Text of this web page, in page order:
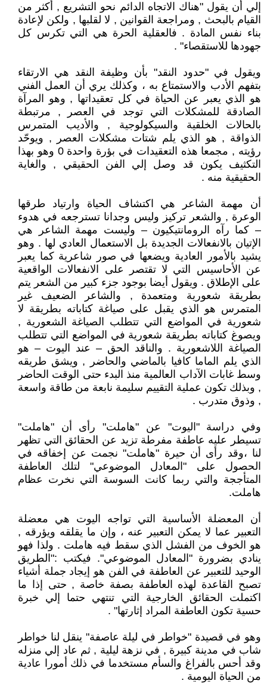
إلي أن يقول "هناك الاتجاه الدائم نحو التشريع , أكثر من
القيام بالبحث , ومراجعة القوانين , لا لقلبها , ولكن لإعادة
بناء نفس المادة . فالعقلية الحرة هي التي تكرس كل
جهودها للاستقصاء" .
ويقول في "حدود النقد" بأن وظيفة النقد هي الارتقاء
بتفهم الأدب والاستمتاع به ، وكذلك يري أن العمل الفني
هو الذي يعبر عن الحياة في كل تعقيداتها , وهو المرآة
الصادقة للمشكلات التي توجد في العصر , مرتبطة
بالحالات الخلقية والسيكولوجية , والأديب المتمرس
الذواقة , هو الذي يلم شتات مشكلات العصر , ويوحّد
رؤيته , مجمعا هذه التعقيدات في بؤرة واحدة 0 وهو بهذا
التكثيف يكون قد وصل إلي الفن الحقيقي , والغاية
الحقيقية منه .
أن مهمة الشاعر هي اكتشاف الحياة وارتياد طرقها
الوعرة , والشعر تركيز وليس وجدانا تسترجعه في هدوء
– كما رآه الرومانتيكيون – وليست مهمة الشاعر هي
الإتيان بالانفعالات الجديدة بل الاستعمال العادي لها . وهو
يشيد بالأمور العادية ويضعها في صور شاعرية كما يعبر
عن الأحاسيس التي لا تقتصر على الانفعالات الواقعية
على الإطلاق . ويقول أيضا بوجود جزء كبير من الشعر يتم
بطريقة شعورية ومتعمدة , والشاعر الضعيف غير
المتمرس هو الذي يقبل على صياغة كتاباته بطريقة لا
شعورية في المواضع التي تتطلب الصياغة الشعورية ,
ويصوغ كتاباته بطريقة شعورية في المواضع التي تتطلب
الصياغة اللاشعورية . والناقد الحق – عند اليوت – هو
الذي يلم الماما كافيا بالماضي والحاضر , ويشق طريقه
وسط غابات الآداب العالمية منذ البدء حتى الوقت الحاضر
, وبذلك تكون عملية التقييم سليمة نابعة من طاقة واسعة
, وذوق متدرب .
وفي دراسة "اليوت" عن "هاملت" رأى أن "هاملت"
تسيطر عليه عاطفة مفرطة تزيد عن الحقائق التي تظهر
لنا ،وقد رأى أن حيرة "هاملت" نجمت عن إخفاقه في
الحصول على "المعادل الموضوعي" لتلك العاطفة
المتأججة والتي ربما كانت السوسة التي نخرت عظام
هاملت.
أن المعضلة الأساسية التي تواجه اليوت هي معضلة
التعبير عما لا يمكن التعبير عنه ، وإن ما يقلقه ويؤرقه ,
هو الخوف من الفشل الذي سقط فيه هاملت . ولذا فهو
ينادي بضرورة "المعادل الموضوعي". فيكتب :"الطريق
الوحيد للتعبير عن العاطفة في الفن هو إيجاد جملة أشياء
تصبح القاعدة لهذه العاطفة بصفة خاصة , حتى إذا ما
اكتملت الحقائق الخارجية التي تنتهي حتما إلي خبرة
حسية تكون العاطفة المراد إثارتها" .
وهو في قصيدة "خواطر في ليلة عاصفة" ينقل لنا خواطر
شاب في مدينة كبيرة , في نزهة ليلية , ثم عاد إلي منزله
وقد أحس بالفراغ والسأم مستخدما في ذلك أمورا عادية
من الحياة اليومية .